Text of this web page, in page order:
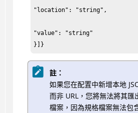
"location": "string",
"value": "string"
}]}
註：
如果您在配置中新增本地
而非 URL，您將無法將其匯
檔案，因為規格檔案無法包